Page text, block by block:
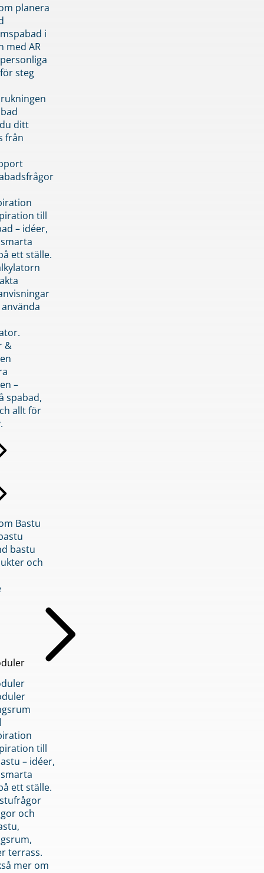
planera
i
med AR
steg
ditt
från
till
– idéer,
ett ställe.
&
–
spabad,
allt för
Bastu
bastu
och
till
– idéer,
ett ställe.
och
terrass.
mer om